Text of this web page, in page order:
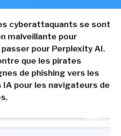
cyberattaquants se sont
malveillante pour
pour Perplexity AI.
que les pirates
de phishing vers les
pour les navigateurs de